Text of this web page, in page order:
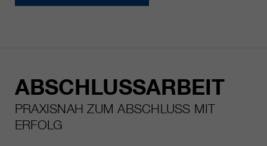
ABSCHLUSSARBEIT
PRAXISNAH ZUM ABSCHLUSS MIT
ERFOLG